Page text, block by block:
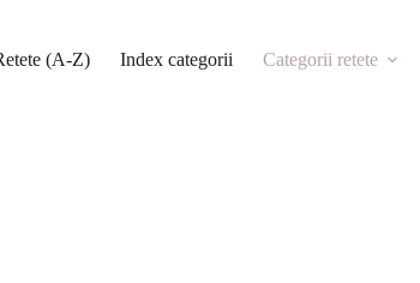
(A-Z) Index categorii Categorii retete